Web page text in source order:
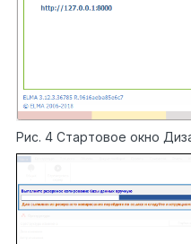
Рис. 4 Стартовое окно